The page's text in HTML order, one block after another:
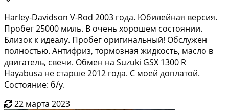
Harley-Davidson V-Rod 2003 года. Юбилейная версия.
Пробег 25000 миль. В очень хорошем состоянии.
Близок к идеалу. Пробег оригинальный! Обслужен
полностью. Антифриз, тормозная жидкость, масло в
двигатель, свечи. Обмен на Suzuki GSX 1300 R
Hayabusa не старше 2012 года. С моей доплатой.
Состояние: б/у.
22 марта 2023